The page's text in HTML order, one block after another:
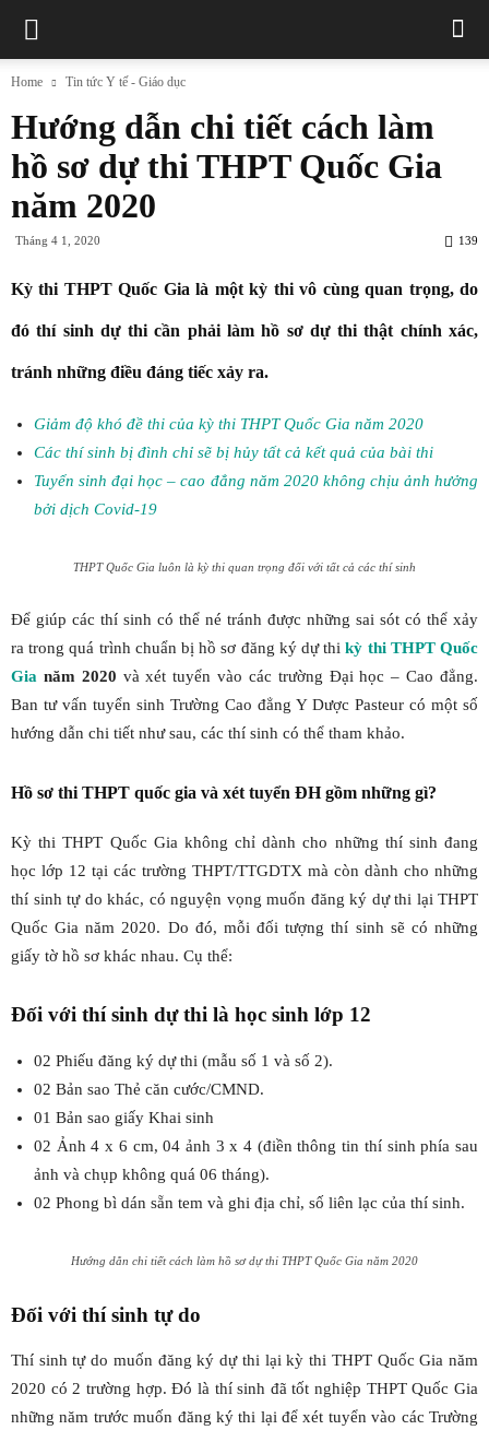
Home Tin tức Y tế - Giáo dục
Hướng dẫn chi tiết cách làm
hồ sơ dự thi THPT Quốc Gia
năm 2020
Tháng 4 1, 2020 139
Kỳ thi THPT Quốc Gia là một kỳ thi vô cùng quan trọng, do
đó thí sinh dự thi cần phải làm hồ sơ dự thi thật chính xác,
tránh những điều đáng tiếc xảy ra.
Giảm độ khó đề thi của kỳ thi THPT Quốc Gia năm 2020
Các thí sinh bị đình chỉ sẽ bị hủy tất cả kết quả của bài thi
Tuyển sinh đại học – cao đẳng năm 2020 không chịu ảnh hưởng
bởi dịch Covid-19
THPT Quốc Gia luôn là kỳ thi quan trọng đối với tất cả các thí sinh
Để giúp các thí sinh có thể né tránh được những sai sót có thể xảy
ra trong quá trình chuẩn bị hồ sơ đăng ký dự thikỳ thi THPT Quốc
Gia năm 2020 và xét tuyển vào các trường Đại học – Cao đẳng.
Ban tư vấn tuyển sinh Trường Cao đẳng Y Dược Pasteur có một số
hướng dẫn chi tiết như sau, các thí sinh có thể tham khảo.
Hồ sơ thi THPT quốc gia và xét tuyển ĐH gồm những gì?
Kỳ thi THPT Quốc Gia không chỉ dành cho những thí sinh đang
học lớp 12 tại các trường THPT/TTGDTX mà còn dành cho những
thí sinh tự do khác, có nguyện vọng muốn đăng ký dự thi lại THPT
Quốc Gia năm 2020. Do đó, mỗi đối tượng thí sinh sẽ có những
giấy tờ hồ sơ khác nhau. Cụ thể:
Đối với thí sinh dự thi là học sinh lớp 12
02 Phiếu đăng ký dự thi (mẫu số 1 và số 2).
02 Bản sao Thẻ căn cước/CMND.
01 Bản sao giấy Khai sinh
02 Ảnh 4 x 6 cm, 04 ảnh 3 x 4 (điền thông tin thí sinh phía sau
ảnh và chụp không quá 06 tháng).
02 Phong bì dán sẵn tem và ghi địa chỉ, số liên lạc của thí sinh.
Hướng dẫn chi tiết cách làm hồ sơ dự thi THPT Quốc Gia năm 2020
Đối với thí sinh tự do
Thí sinh tự do muốn đăng ký dự thi lại kỳ thi THPT Quốc Gia năm
2020 có 2 trường hợp. Đó là thí sinh đã tốt nghiệp THPT Quốc Gia
những năm trước muốn đăng ký thi lại để xét tuyển vào các Trường